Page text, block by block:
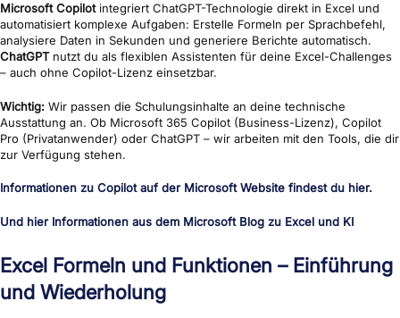
Microsoft Copilotintegriert ChatGPT-Technologie direkt in Excel und
automatisiert komplexe Aufgaben: Erstelle Formeln per Sprachbefehl,
analysiere Daten in Sekunden und generiere Berichte automatisch.
ChatGPTnutzt du als flexiblen Assistenten für deine Excel-Challenges
– auch ohne Copilot-Lizenz einsetzbar.
Wichtig: Wir passen die Schulungsinhalte an deine technische
Ausstattung an. Ob Microsoft 365 Copilot (Business-Lizenz), Copilot
Pro (Privatanwender) oder ChatGPT – wir arbeiten mit den Tools, die dir
zur Verfügung stehen.
Informationen zu Copilot auf der Microsoft Website findest du hier.
Und hier Informationen aus dem Microsoft Blog zu Excel und KI
Excel Formeln und Funktionen – Einführung
und Wiederholung